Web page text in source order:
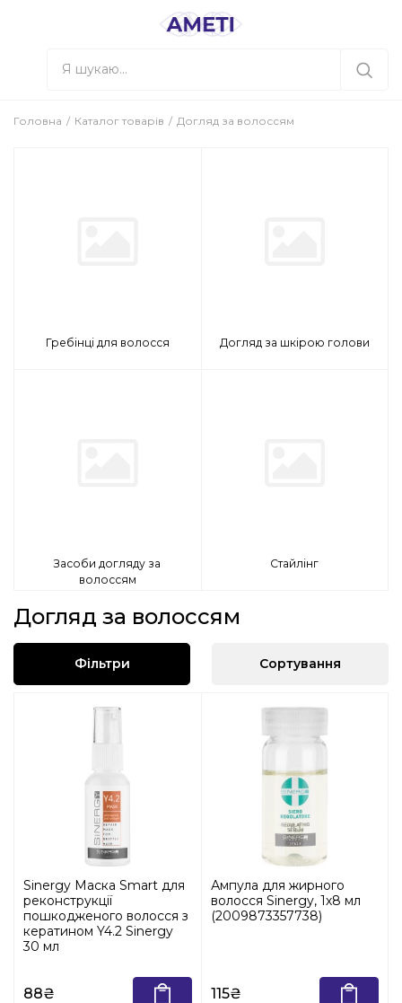
Головна Каталог товарів Догляд за волоссям
Гребінці для волосся Догляд за шкірою голови
Засоби догляду за
волоссям
Стайлінг
Догляд за волоссям
Фільтри Сортування
Sinergy Маска Smart для
реконструкції
пошкодженого волосся з
кератином Y4.2 Sinergy
30 мл
88₴
Ампула для жирного
волосся Sinergy, 1х8 мл
(2009873357738)
115₴